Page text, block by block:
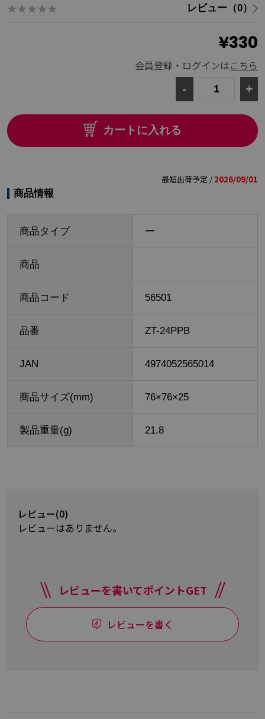
★★★★★ レビュー（0）
¥330
会員登録・ログインはこちら
- +
カートに入れる
最短出荷予定 / 2026/09/01
商品情報
商品タイプ ー
商品
商品コード 56501
品番 ZT-24PPB
JAN 4974052565014
商品サイズ(mm) 76×76×25
製品重量(g) 21.8
レビュー(0)
レビューはありません。
レビューを書いてポイントGET
レビューを書く